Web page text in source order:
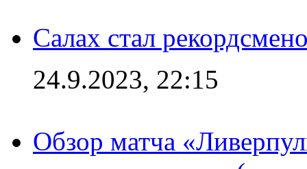
Салах стал
24.9.2023, 22:15
Обзор матча